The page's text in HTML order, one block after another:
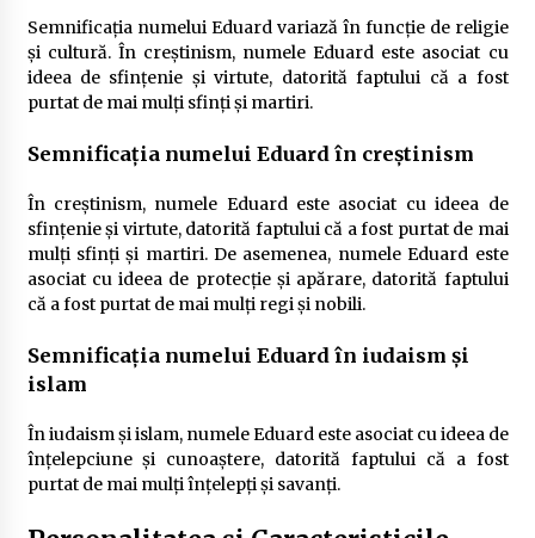
Semnificația numelui Eduard variază în funcție de religie
și cultură. În creștinism, numele Eduard este asociat cu
ideea de sfințenie și virtute, datorită faptului că a fost
purtat de mai mulți sfinți și martiri.
Semnificația numelui Eduard în creștinism
În creștinism, numele Eduard este asociat cu ideea de
sfințenie și virtute, datorită faptului că a fost purtat de mai
mulți sfinți și martiri. De asemenea, numele Eduard este
asociat cu ideea de protecție și apărare, datorită faptului
că a fost purtat de mai mulți regi și nobili.
Semnificația numelui Eduard în iudaism și
islam
În iudaism și islam, numele Eduard este asociat cu ideea de
înțelepciune și cunoaștere, datorită faptului că a fost
purtat de mai mulți înțelepți și savanți.